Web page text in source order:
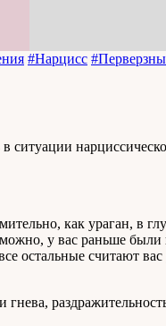
#Нарцисс
ситуации
как ураган, в
у вас раньше
остальные считают